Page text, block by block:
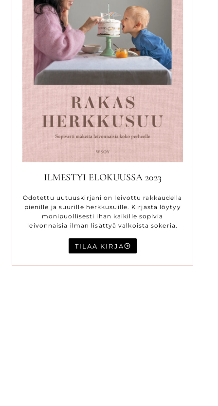
ILMESTYI ELOKUUSSA 2023
Odotettu uutuuskirjani on leivottu rakkaudella
pienille ja suurille herkkusuille. Kirjasta löytyy
monipuollisesti ihan kaikille sopivia
leivonnaisia ilman lisättyä valkoista sokeria.
TILAA KIRJA